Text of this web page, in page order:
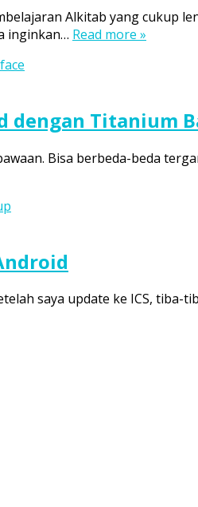
Alkitab yang cukup
inginkan… Read more »
dengan Titanium
Bisa berbeda-beda
saya update ke ICS,